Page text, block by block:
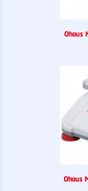
Ohaus
Ohaus